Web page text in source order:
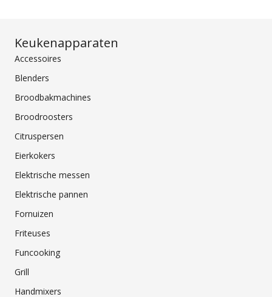
Keukenapparaten
Accessoires
Blenders
Broodbakmachines
Broodroosters
Citruspersen
Eierkokers
Elektrische messen
Elektrische pannen
Fornuizen
Friteuses
Funcooking
Grill
Handmixers